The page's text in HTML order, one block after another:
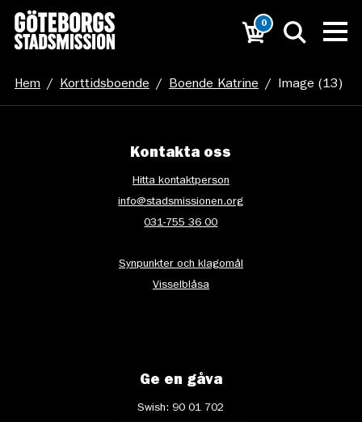
0
Hem / Korttidsboende / Boende Katrine / Image (13)
Kontakta oss
Hitta kontaktperson
info@stadsmissionen.org
031-755 36 00
Synpunkter och klagomål
Visselblåsa
Ge en gåva
Swish: 90 01 702